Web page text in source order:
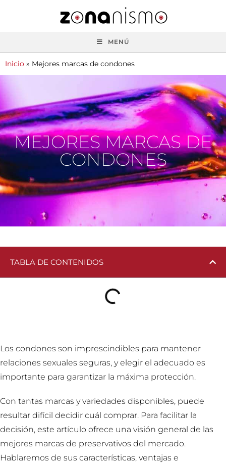
MENÚ
Inicio » Mejores marcas de condones
MEJORES MARCAS DE
CONDONES
TABLA DE CONTENIDOS
Los condones son imprescindibles para mantener
relaciones sexuales seguras, y elegir el adecuado es
importante para garantizar la máxima protección.
Con tantas marcas y variedades disponibles, puede
resultar difícil decidir cuál comprar. Para facilitar la
decisión, este artículo ofrece una visión general de las
mejores marcas de preservativos del mercado.
Hablaremos de sus características, ventajas e